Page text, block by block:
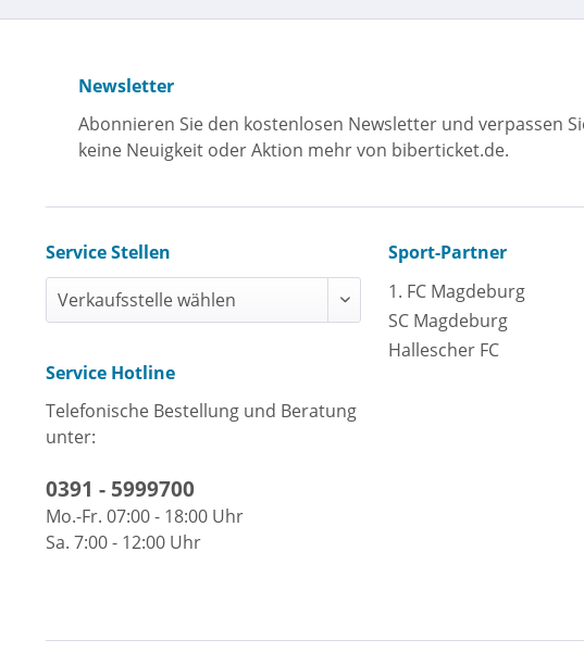
Newsletter
Abonnieren Sie den kostenlosen Newsletter und verpassen
keine Neuigkeit oder Aktion mehr von biberticket.de.
Service Stellen
Service Hotline
Telefonische Bestellung und Beratung
unter:
0391 - 5999700
Mo.-Fr. 07:00 - 18:00 Uhr
Sa. 7:00 - 12:00 Uhr
Sport-Partner
1. FC Magdeburg
SC Magdeburg
Hallescher FC